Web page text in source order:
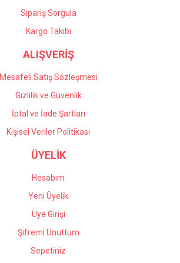
Sipariş Sorgula
Kargo Takibi
ALIŞVERİŞ
Mesafeli Satış Sözleşmesi
Gizlilik ve Güvenlik
İptal ve İade Şartları
Kişisel Veriler Politikası
ÜYELİK
Hesabım
Yeni Üyelik
Üye Girişi
Şifremi Unuttum
Sepetiniz